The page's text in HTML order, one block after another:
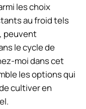
les choix
au froid tels
, peuvent
le cycle de
moi dans cet
les options qui
cultiver en